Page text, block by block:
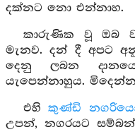
දක්නට නො එන්නාහ.
කාරුණික වූ ඔබ
මැනව. දන් දී අපට
දෙනු ලබන
යැපෙන්නාහුය.
එහිකුණ්ඩි
උපන්, නගරයට